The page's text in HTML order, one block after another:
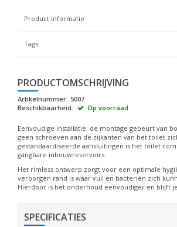
Product informatie
Tags
PRODUCTOMSCHRIJVING
Artikelnummer: 5007
Beschikbaarheid:
Op voorraad
Eenvoudige installatie: de montage gebeurt van
geen schroeven aan de zijkanten van het toilet
gestandaardiseerde aansluitingen is het toilet
gangbare inbouwreservoirs.
Het rimless ontwerp zorgt voor een optimale
verborgen rand is waar vuil en bacteriën zich
Hierdoor is het onderhoud eenvoudiger en blijft
SPECIFICATIES